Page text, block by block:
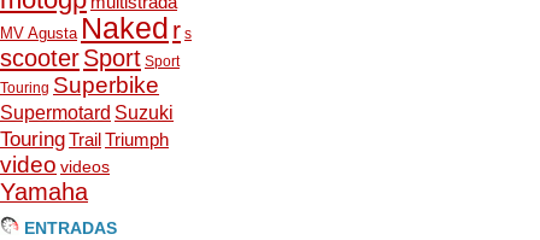
MV Agusta Naked r s
scooterSport Sport
Touring Superbike
Supermotard Suzuki
TouringTrailTriumph
video videos
Yamaha
ENTRADAS